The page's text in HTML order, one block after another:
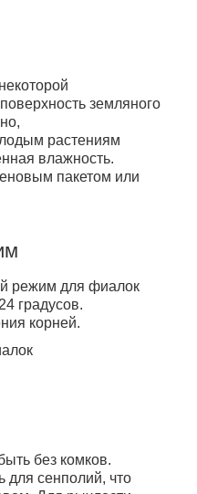
земляного
растениям
влажность.
пакетом или
режим для фиалок
градусов.
корней.
без комков.
для сeнполий, что